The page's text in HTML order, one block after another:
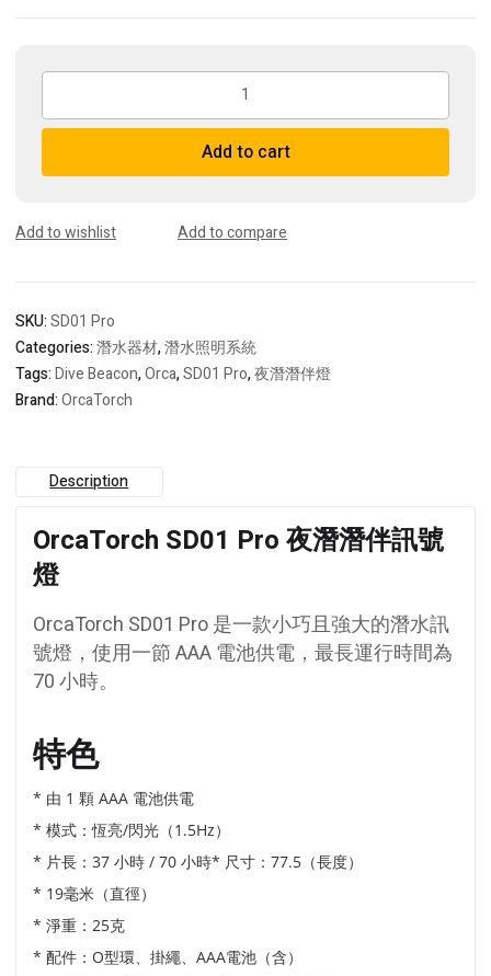
OrcaTorch
Pro
Dive
Dive
Add to cart
Add to wishlist Add to compare
SKU:SD01 Pro
Categories:潛水器材,潛水照明系統
Tags:Dive Beacon,Orca,SD01 Pro,夜潛潛伴燈
Brand:OrcaTorch
Description
OrcaTorch SD01 Pro 夜潛潛伴訊號
燈
OrcaTorch SD01 Pro 是一款小巧且強大的潛水訊
號燈 ，使用一節 AAA 電池供電，最長運行時間為
70 小時。
特色
* 由 1 顆 AAA 電池供電
* 模式：恆亮/閃光（1.5Hz）
* 片長：37 小時 / 70 小時* 尺寸：77.5（長度）
* 19毫米（直徑）
* 淨重：25克
* 配件：O型環、掛繩、AAA電池（含）